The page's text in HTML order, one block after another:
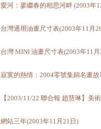
愛河：廖繼春的相思河畔 (2003年
台灣通用油畫尺寸表(2003年11月
台灣 MINI 油畫尺寸表(2003年11
寂寞的熱情：2004零號集錦名畫
【2003/11/22 聯合報 趙慧琳】美
網站三年(2003年11月21日)